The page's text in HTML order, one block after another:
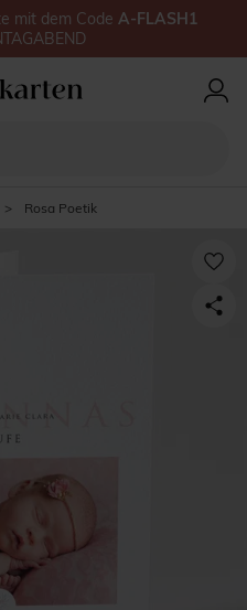
> Rosa Poetik
mit dem Code A-FLASH1